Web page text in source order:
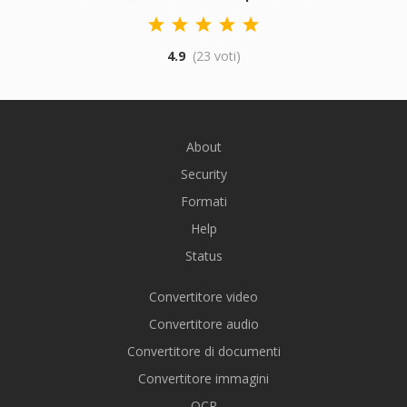
4.9 (23 voti)
About
Security
Formati
Help
Status
Convertitore video
Convertitore audio
Convertitore di documenti
Convertitore immagini